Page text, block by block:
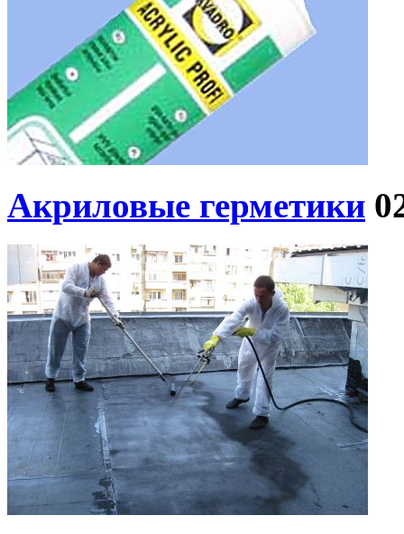
Акриловые герметики